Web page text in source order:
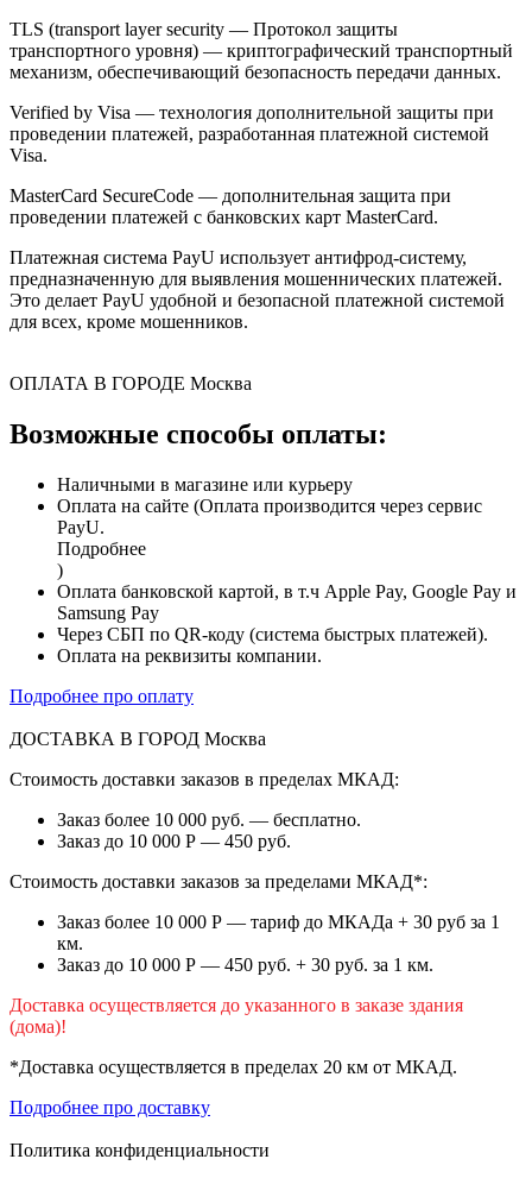
TLS (transport layer security — Протокол защиты
транспортного уровня) — криптографический транспортный
механизм, обеспечивающий безопасность передачи данных.
Verified by Visa — технология дополнительной защиты при
проведении платежей, разработанная платежной системой
Visa.
MasterCard SecureCode — дополнительная защита при
проведении платежей с банковских карт MasterCard.
Платежная система PayU использует антифрод-систему,
предназначенную для выявления мошеннических платежей.
Это делает PayU удобной и безопасной платежной системой
для всех, кроме мошенников.
ОПЛАТА В ГОРОДЕ Москва
Возможные способы оплаты:
Наличными в магазине или курьеру
Оплата на сайте (Оплата производится через сервис
PayU.
Подробнее
)
Оплата банковской картой, в т.ч Apple Pay, Google Pay и
Samsung Pay
Через СБП по QR-коду (система быстрых платежей).
Оплата на реквизиты компании.
Подробнее про оплату
ДОСТАВКА В ГОРОД Москва
Стоимость доставки заказов в пределах МКАД:
Заказ более 10 000 руб. — бесплатно.
Заказ до 10 000 Р — 450 руб.
Стоимость доставки заказов за пределами МКАД*:
Заказ более 10 000 Р — тариф до МКАДа + 30 руб за 1
км.
Заказ до 10 000 Р — 450 руб. + 30 руб. за 1 км.
Доставка осуществляется до указанного в заказе здания
(дома)!
*Доставка осуществляется в пределах 20 км от МКАД.
Подробнее про доставку
Политика конфиденциальности